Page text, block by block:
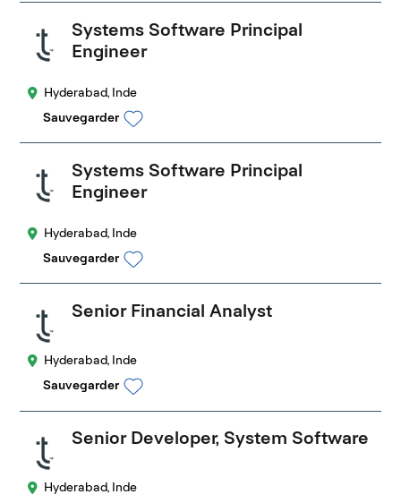
Systems Software Principal
Engineer
Hyderabad, Inde
Sauvegarder
Systems Software Principal
Engineer
Hyderabad, Inde
Sauvegarder
Senior Financial Analyst
Hyderabad, Inde
Sauvegarder
Senior Developer, System Software
Hyderabad, Inde